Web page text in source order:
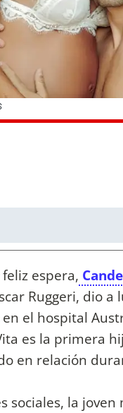
espera,
Ruggeri, dio a
el hospital
es la primera
en relación
sociales, la